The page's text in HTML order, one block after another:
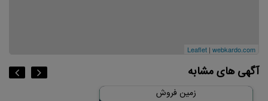
Leaflet | webkardo.com
آگهی های مشابه
زمین فروش